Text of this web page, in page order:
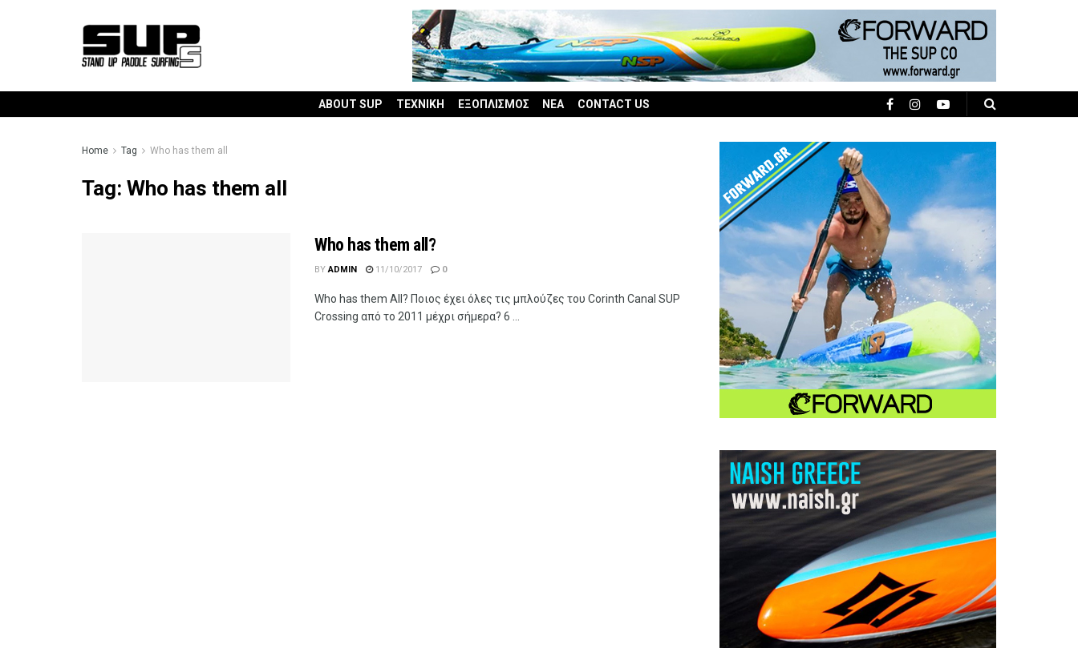
ABOUT SUP ΤΕΧΝΙΚΗ ΕΞΟΠΛΙΣΜΟΣ ΝΕΑ CONTACT US
Home Tag Who has them all
Tag: Who has them all
Who has them all?
BY ADMIN 11/10/2017 0
Who has them All? Ποιος έχει όλες τις μπλούζες του Corinth Canal SUP
Crossing από το 2011 μέχρι σήμερα? 6 ...